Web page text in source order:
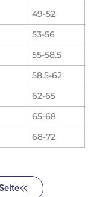
49-52
53-56
55-58.5
58.5-62
62-65
65-68
68-72